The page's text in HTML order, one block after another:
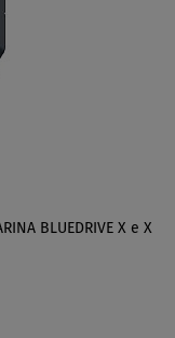
BLUEDRIVE X e X